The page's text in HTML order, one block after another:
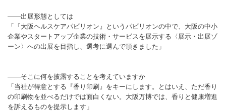
――出展形態としては
「『大阪ヘルスケアパビリオン』というパビリオンの中で、大阪の中小
企業やスタートアップ企業の技術・サービスを展示する〈展示・出展ゾ
ーン〉への出展を目指し、選考に選んで頂きました」
――そこに何を披露することを考えていますか
「当社が得意とする『香り印刷』をキーにします。とはいえ、ただ香り
の印刷物を並べるだけでは面白くない。大阪万博では、香りと健康増進
を訴えるものを提示します」